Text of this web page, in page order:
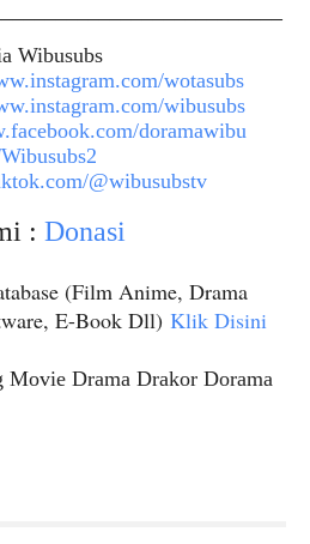
Wibusubs
wotasubs
wibusubs
doramawibu
@wibusubstv
: Donasi
(Film Anime, Drama
E-Book Dll) Klik Disini
Movie Drama Drakor Dorama